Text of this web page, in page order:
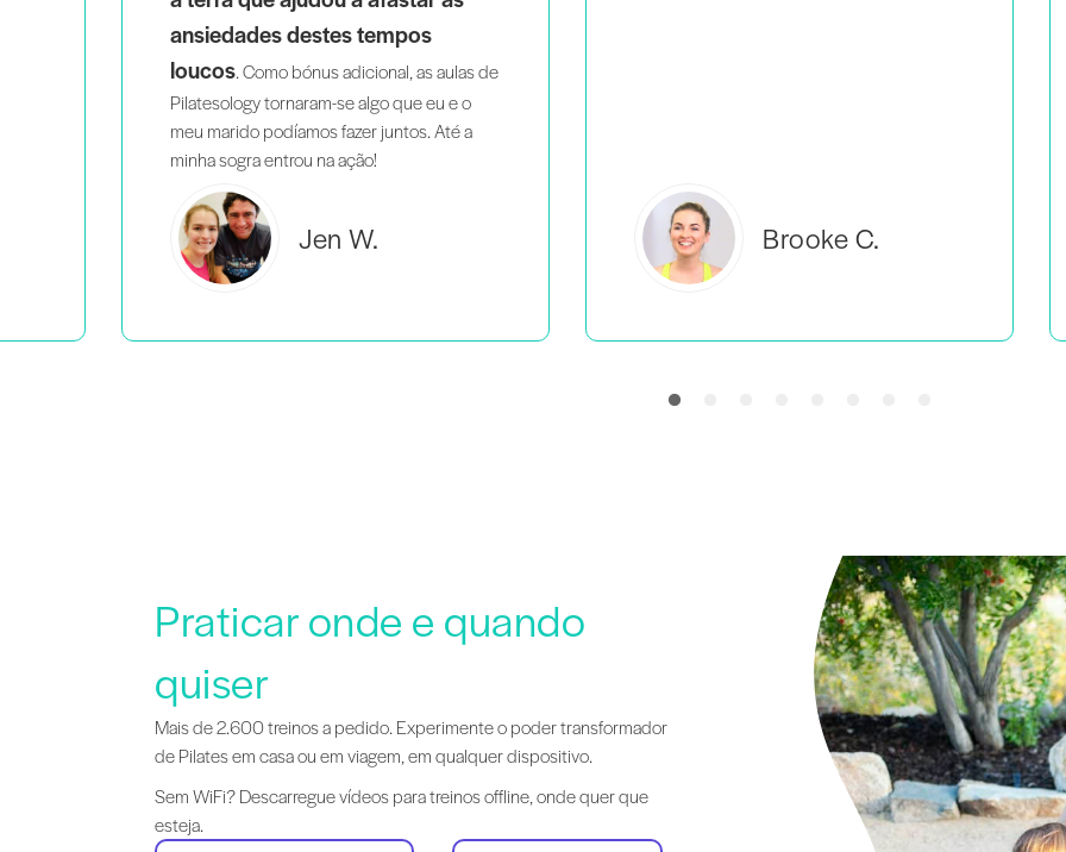
Brooke C. Everlea B.
Praticar onde e quando
quiser
Mais de 2.600 treinos a pedido. Experimente o poder transformador
de Pilates em casa ou em viagem, em qualquer dispositivo.
Sem WiFi? Descarregue vídeos para treinos offline, onde quer que
esteja.